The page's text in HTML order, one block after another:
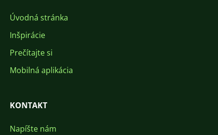
Úvodná stránka
Inšpirácie
Prečítajte si
Mobilná aplikácia
KONTAKT
Napíšte nám